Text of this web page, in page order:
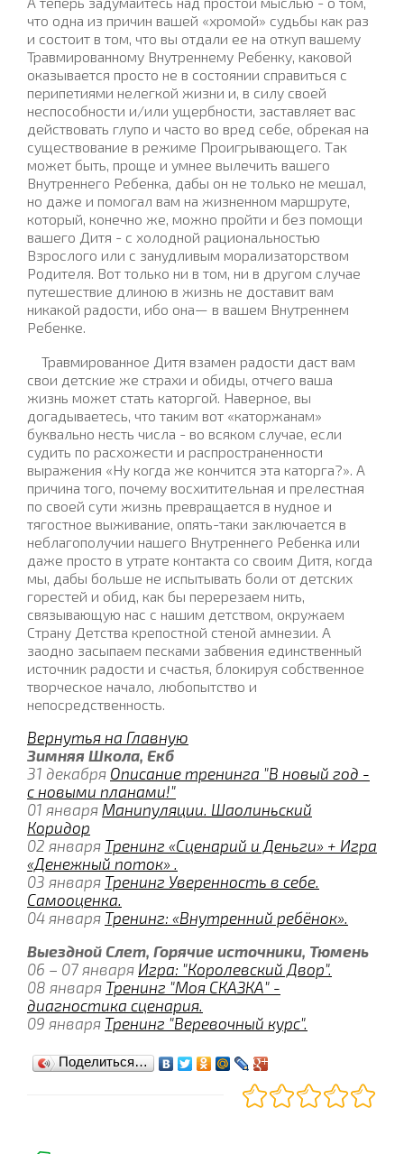
что одна из причин вашей «хромой» судьбы как раз
и состоит в том, что вы отдали ее на откуп вашему
Травмированному Внутреннему Ребенку, каковой
оказывается просто не в состоянии справиться с
перипетиями нелегкой жизни и, в силу своей
неспособности и/или ущербности, заставляет вас
действовать глупо и часто во вред себе, обрекая на
существование в режиме Проигрывающего. Так
может быть, проще и умнее вылечить вашего
Внутреннего Ребенка, дабы он не только не мешал,
но даже и помогал вам на жизненном маршруте,
который, конечно же, можно пройти и без помощи
вашего Дитя - с холодной рациональностью
Взрослого или с занудливым морализаторством
Родителя. Вот только ни в том, ни в другом случае
путешествие длиною в жизнь не доставит вам
никакой радости, ибо она— в вашем Внутреннем
Ребенке.
Травмированное Дитя взамен радости даст вам
свои детские же страхи и обиды, отчего ваша
жизнь может стать каторгой. Наверное, вы
догадываетесь, что таким вот «каторжанам»
буквально несть числа - во всяком случае, если
судить по расхожести и распространенности
выражения «Ну когда же кончится эта каторга?». А
причина того, почему восхитительная и прелестная
по своей сути жизнь превращается в нудное и
тягостное выживание, опять-таки заключается в
неблагополучии нашего Внутреннего Ребенка или
даже просто в утрате контакта со своим Дитя, когда
мы, дабы больше не испытывать боли от детских
горестей и обид, как бы перерезаем нить,
связывающую нас с нашим детством, окружаем
Страну Детства крепостной стеной амнезии. А
заодно засыпаем песками забвения единственный
источник радости и счастья, блокируя собственное
творческое начало, любопытство и
непосредственность.
Вернутья на Главную
Зимняя Школа, Екб
31 декабря Описание тренинга "В новый год -
с новыми планами!"
01 января Манипуляции. Шаолиньский
Коридор
02 января Тренинг «Сценарий и Деньги» + Игра
«Денежный поток» .
03 января Тренинг Уверенность в себе.
Самооценка.
04 января Тренинг: «Внутренний ребёнок».
Выездной Слет, Горячие источники, Тюмень
06 – 07 января Игра: "Королевский Двор".
08 января Тренинг "Моя СКАЗКА" -
диагностика сценария.
09 января Тренинг "Веревочный курс".
Поделиться…